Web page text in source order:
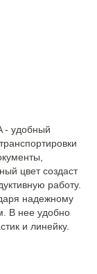
- удобный
цвет создаст
работу.
надежному
В нее удобно
и линейку.